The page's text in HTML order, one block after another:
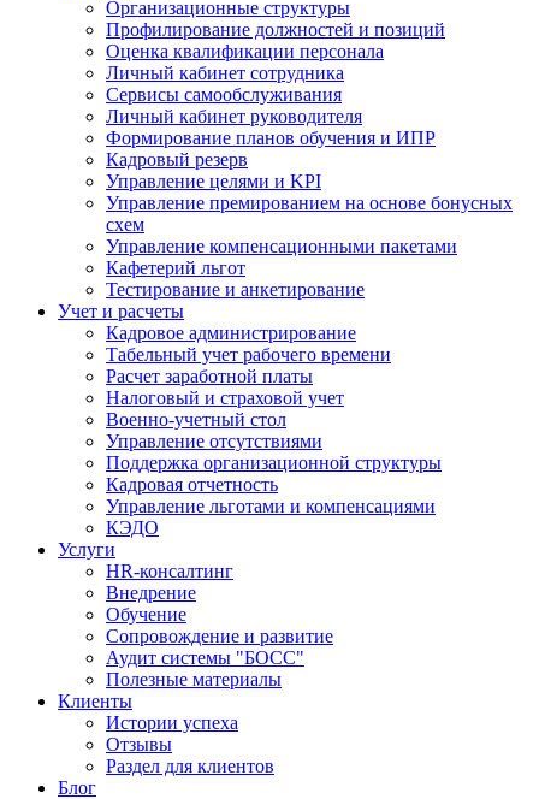
Организационные структуры
Профилирование должностей и позиций
Оценка квалификации персонала
Личный кабинет сотрудника
Сервисы самообслуживания
Личный кабинет руководителя
Формирование планов обучения и ИПР
Кадровый резерв
Управление целями и KPI
Управление премированием на основе бонусных
схем
Управление компенсационными пакетами
Кафетерий льгот
Тестирование и анкетирование
Учет и расчеты
Кадровое администрирование
Табельный учет рабочего времени
Расчет заработной платы
Налоговый и страховой учет
Военно-учетный стол
Управление отсутствиями
Поддержка организационной структуры
Кадровая отчетность
Управление льготами и компенсациями
КЭДО
Услуги
HR-консалтинг
Внедрение
Обучение
Сопровождение и развитие
Аудит системы "БОСС"
Полезные материалы
Клиенты
Истории успеха
Отзывы
Раздел для клиентов
Блог